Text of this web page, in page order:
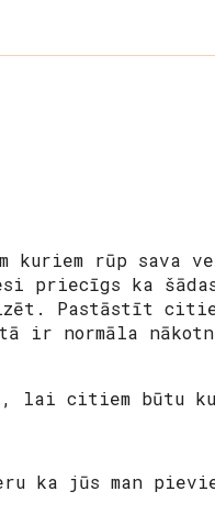
rūp sava
priecīgs ka šādas
Pastāstīt
ir normāla
lai citiem būtu
ka jūs man